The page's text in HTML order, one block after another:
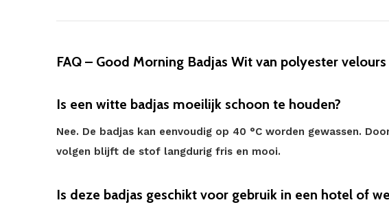
FAQ – Good Morning Badjas Wit van polyester velours
Is een witte badjas moeilijk schoon te houden?
Nee. De badjas kan eenvoudig op 40 °C worden gewassen.
volgen blijft de stof langdurig fris en mooi.
Is deze badjas geschikt voor gebruik in een hotel of